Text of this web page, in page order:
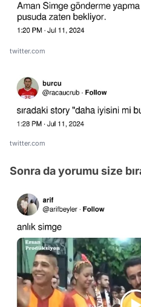
twitter.com
twitter.com
Sonra da yorumu size